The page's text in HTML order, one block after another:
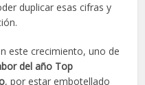
duplicar esas cifras y
este crecimiento, uno de
del año Top
, por estar embotellado